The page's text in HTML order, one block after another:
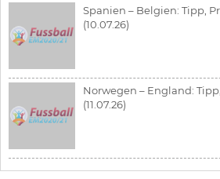
Spanien – Belgien: Tipp,
(10.07.26)
Norwegen – England:
(11.07.26)